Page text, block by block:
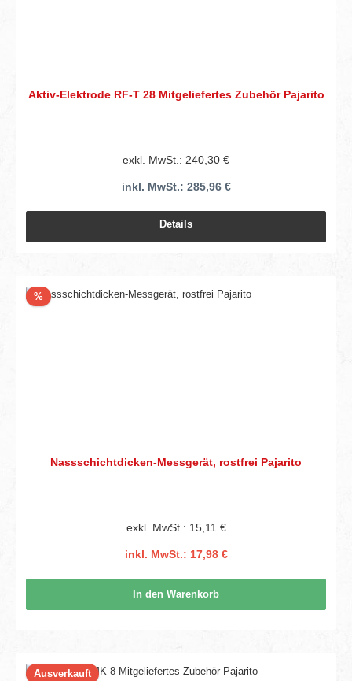
Aktiv-Elektrode RF-T 28 Mitgeliefertes Zubehör Pajarito
exkl. MwSt.: 240,30 €
inkl. MwSt.: 285,96 €
Details
%Rabatt
Nassschichtdicken-Messgerät, rostfrei Pajarito
exkl. MwSt.: 15,11 €
inkl. MwSt.: 17,98 €
In den Warenkorb
Ausverkauft